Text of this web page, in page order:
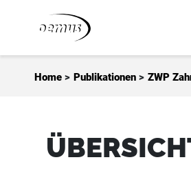
Home > Publikationen > ZWP